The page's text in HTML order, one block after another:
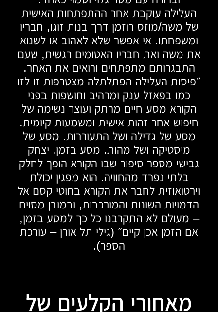
העלילה עוקבת אחר ההתפתחות האישית
של משה/מוזס רוזמן דרך בנות זוגו, חבריו
ומשפחתו. אי אפשר שלא לאהוב או לשנוא
את משה ואת חבריו האטומים רגשית, שעם
התבגרותם מתפתחים ורואים את האחר.
״פיסות העלילה הפתלתלה מצטרפות זו לזו
כמו בפאזל ענק ומרהיב וחושפות בפני
הקורא מסע חיים מרתק ועוצר נשימה של
חיפוש אחר זהות אישית ומשמעות קיומית.
מסע של גדילה ושל התעוררות. מסע של
מיסטיקה ושל מהות. מסע בזמן. יצחק
גבישי מספר סיפור שבו הקורא הופך לחלק
בלתי נפרד מהחוויה. הוא מפגין יכולת
וירטואוזית לחבר את הקורא בחוטי קסם אל
הדמויות השונות והמורכבות, ובמובן מסוים
– מעולם לא התקרבנו כל כך למסע בזמן,
אם הזמן אכן קיים״ (גילי תל אורן – עורכת
הספר).
מאחורי הקלעים של